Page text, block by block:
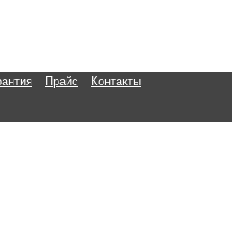
Прайс
Контакты